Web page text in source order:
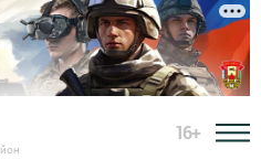
16+